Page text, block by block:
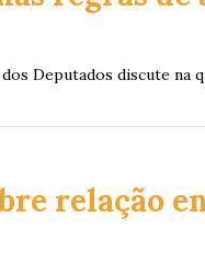
Deputados discute
relação